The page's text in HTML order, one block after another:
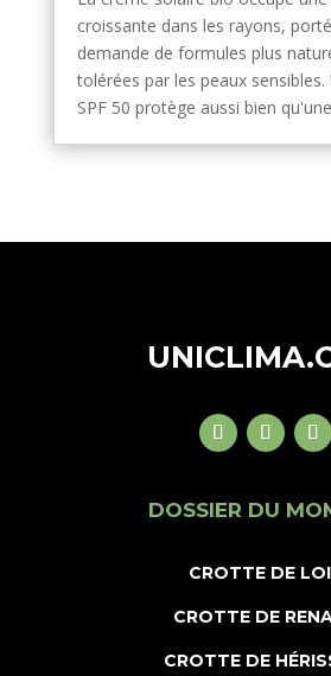
croissante dans les rayons,
demande de formules plus
tolérées par les peaux
SPF 50 protège aussi bien
DOSSIER DU
CROTTE DE
CROTTE DE
CROTTE DE